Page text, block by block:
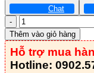
Chat
Đèn
LED
Panel
18W
-
Thêm vào giỏ hàng
Hỗ trợ mua
Hotline: